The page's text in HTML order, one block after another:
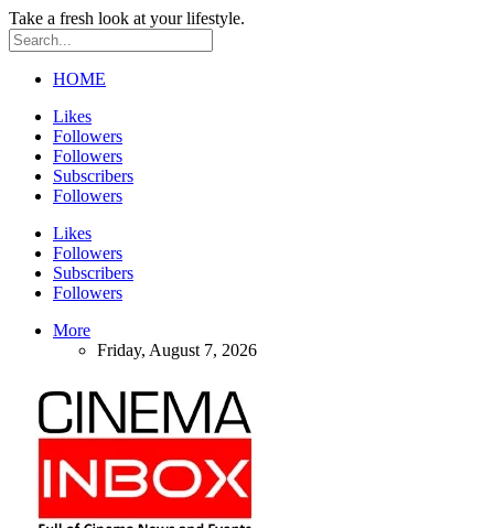
Take a fresh look at your lifestyle.
HOME
Likes
Followers
Followers
Subscribers
Followers
Likes
Followers
Subscribers
Followers
More
Friday, August 7, 2026